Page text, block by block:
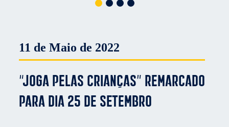
11 de Maio de 2022
“Joga Pelas Crianças” remarcado
para dia 25 de setembro